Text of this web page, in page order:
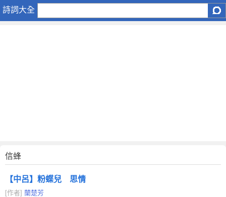
詩詞大全
信
信蜂
【中呂】粉蝶兒 思情
[作者] 蘭楚芳